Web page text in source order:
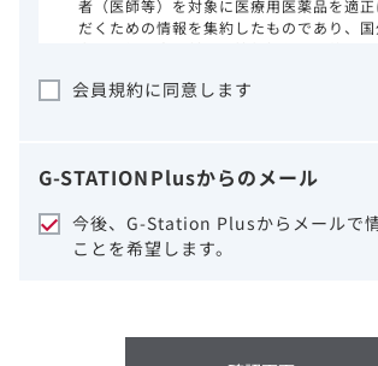
者（医師等）を対象に医療用医薬品を適
だくための情報を集約したものであり、
事項をご熟読いただき、同意された場合の
ギリアドは、本サイトのコンテン
細心の注意を払い、正確かつ最新
供するように努力をしておりま
性、確実性、妥当性、有用性、ご
利用することまたは利用できなか
会員規約に同意します
G-STATIONPlusからのメール
今後、G-Station Plusからメールで
ことを希望します。